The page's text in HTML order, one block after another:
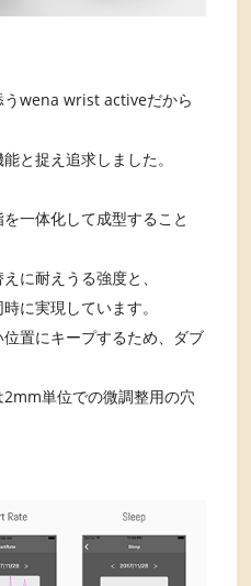
うwena wrist activeだから
と捉え追求しました。
一体化して成型すること
に耐えうる強度と、
に実現しています。
置にキープするため、ダブ
単位での微調整用の穴